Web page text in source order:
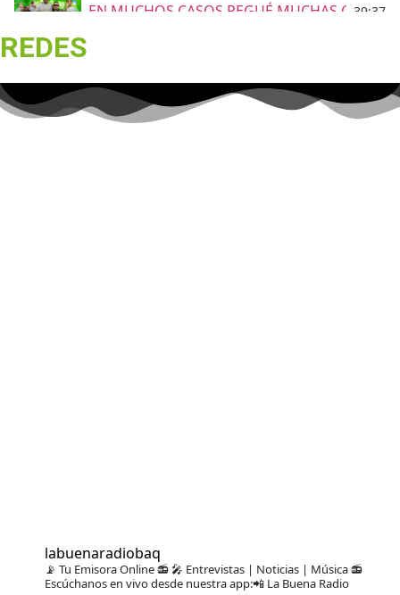
EN MUCHOS CASOS PEGUÉ MUCHAS 39:37
Grupo Niche le canta a Barranquilla 15:23
REDES
labuenaradiobaq
📡 Tu Emisora Online 📻🎤 Entrevistas | Noticias | Música📻
Escúchanos en vivo desde nuestra app:📲 La Buena Radio